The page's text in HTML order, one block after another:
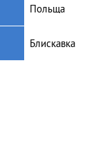
Польща
Блискавка